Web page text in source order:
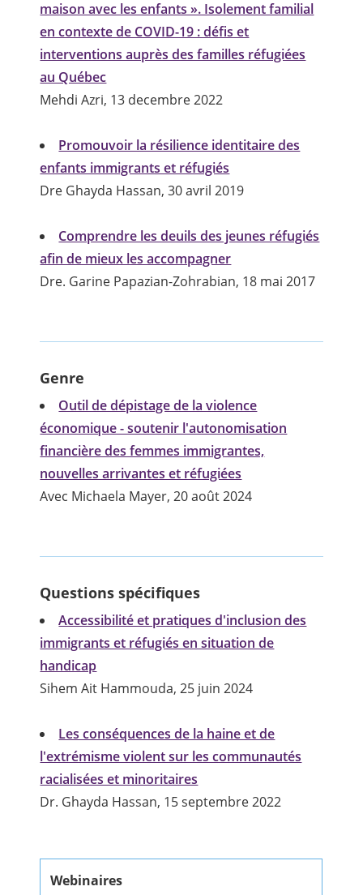
maison avec les enfants ». Isolement familial
en contexte de COVID-19 : défis et
interventions auprès des familles réfugiées
au Québec
Mehdi Azri, 13 decembre 2022
Promouvoir la résilience identitaire des
enfants immigrants et réfugiés
Dre Ghayda Hassan, 30 avril 2019
Comprendre les deuils des jeunes réfugiés
afin de mieux les accompagner
Dre. Garine Papazian-Zohrabian, 18 mai 2017
Genre
Outil de dépistage de la violence
économique - soutenir l'autonomisation
financière des femmes immigrantes,
nouvelles arrivantes et réfugiées
Avec Michaela Mayer, 20 août 2024
Questions spécifiques
Accessibilité et pratiques d'inclusion des
immigrants et réfugiés en situation de
handicap
Sihem Ait Hammouda, 25 juin 2024
Les conséquences de la haine et de
l'extrémisme violent sur les communautés
racialisées et minoritaires
Dr. Ghayda Hassan, 15 septembre 2022
Webinaires